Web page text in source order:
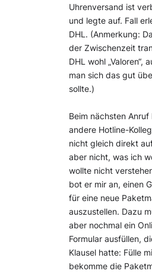
Uhrenversand ist
und legte auf. Fall
DHL. (Anmerkung:
der Zwischenzeit
DHL wohl „Valoren“,
man sich das gut
sollte.)
Beim nächsten
andere Hotline-
nicht gleich direkt
aber nicht, was ich
wollte nicht
bot er mir an, einen
für eine neue
auszustellen. Dazu
aber nochmal ein
Formular ausfüllen,
Klausel hatte: Fülle
bekomme die